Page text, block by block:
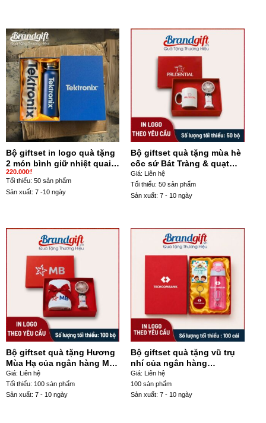
Bộ giftset in logo quà tặng
2 món bình giữ nhiệt quai
xách 500ml và túi canvas
GS-01
220.000₫
Tối thiểu: 50 sản phẩm
Sản xuất: 7 -10 ngày
Bộ giftset quà tặng mùa hè
cốc sứ Bát Tràng & quạt
mini theo yêu cầu GS-10
Giá: Liên hệ
Tối thiểu: 50 sản phẩm
Sản xuất: 7 - 10 ngày
Bộ giftset quà tặng Hương
Mùa Hạ của ngân hàng MB
theo yêu cầu GS-09
Giá: Liên hệ
Tối thiểu: 100 sản phẩm
Sản xuất: 7 - 10 ngày
Bộ giftset quà tặng vũ trụ
nhí của ngân hàng
Techcombank theo yêu cầu
GS-06
Giá: Liên hệ
100 sản phẩm
Sản xuất: 7 - 10 ngày